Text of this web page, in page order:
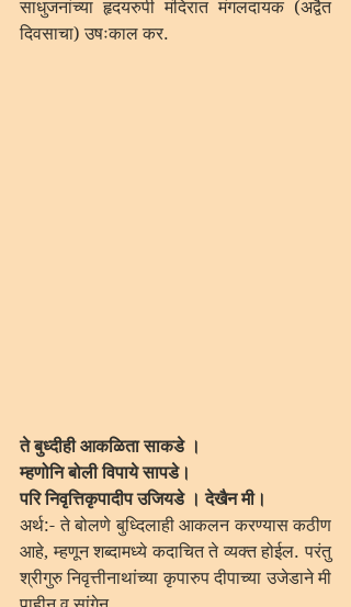
साधुजनांच्या हृदयरुपी मंदिरात मंगलदायक (अद्वैत
दिवसाचा) उषःकाल कर.
ते बुध्दीही आकळिता साकडे ।
म्हणोनि बोली विपाये सापडे।
परि निवृत्तिकृपादीप उजियडे । देखैन मी।
अर्थ:- ते बोलणे बुध्दिलाही आकलन करण्यास कठीण
आहे, म्हणून शब्दामध्ये कदाचित ते व्यक्त होईल. परंतु
श्रीगुरु निवृत्तीनाथांच्या कृपारुप दीपाच्या उजेडाने मी